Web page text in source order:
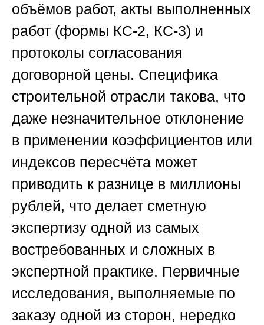
объёмов работ, акты выполненных
работ (формы КС-2, КС-3) и
протоколы согласования
договорной цены. Специфика
строительной отрасли такова, что
даже незначительное отклонение
в применении коэффициентов или
индексов пересчёта может
приводить к разнице в миллионы
рублей, что делает сметную
экспертизу одной из самых
востребованных и сложных в
экспертной практике. Первичные
исследования, выполняемые по
заказу одной из сторон, нередко